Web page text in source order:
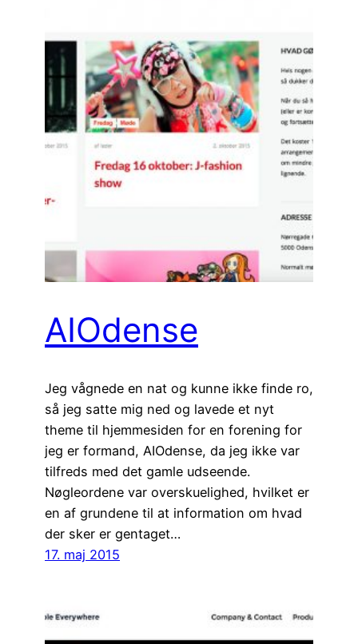
AIOdense
Jeg vågnede en nat og kunne ikke finde ro,
så jeg satte mig ned og lavede et nyt
theme til hjemmesiden for en forening for
jeg er formand, AIOdense, da jeg ikke var
tilfreds med det gamle udseende.
Nøgleordene var overskuelighed, hvilket er
en af grundene til at information om hvad
der sker er gentaget…
17. maj 2015